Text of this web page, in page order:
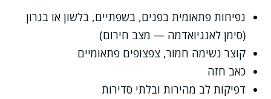
נפיחות פתאומית בפנים, בשפתיים, בלשון או בגרון
(סימן לאנגיואדמה — מצב חירום)
קוצר נשימה חמור, צפצופים פתאומיים
כאב חזה
דפיקות לב מהירות ובלתי סדירות